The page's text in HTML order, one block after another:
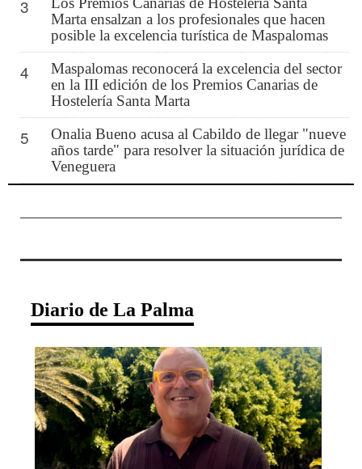
3
Marta ensalzan a los profesionales que hacen
posible la excelencia turística de Maspalomas
4
Maspalomas reconocerá la excelencia del sector
en la III edición de los Premios Canarias de
Hostelería Santa Marta
5
Onalia Bueno acusa al Cabildo de llegar "nueve
años tarde" para resolver la situación jurídica de
Veneguera
Diario de La Palma